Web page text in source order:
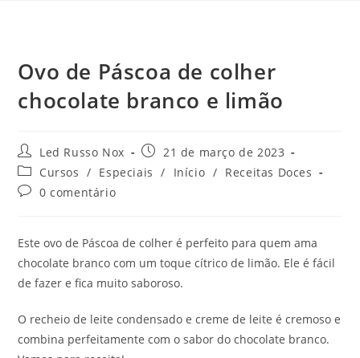
Ovo de Páscoa de colher
chocolate branco e limão
Led Russo Nox
21 de março de 2023
Cursos / Especiais / Início / Receitas Doces
0 comentário
Este ovo de Páscoa de colher é perfeito para quem ama
chocolate branco com um toque cítrico de limão. Ele é fácil
de fazer e fica muito saboroso.
O recheio de leite condensado e creme de leite é cremoso e
combina perfeitamente com o sabor do chocolate branco.